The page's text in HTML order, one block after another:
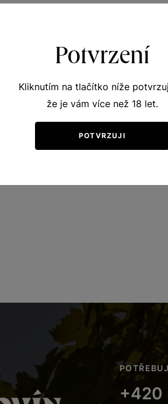
+420
Potvrzení
Kliknutím na tlačítko níže
že je vám více než 18 let.
POTVRZUJI